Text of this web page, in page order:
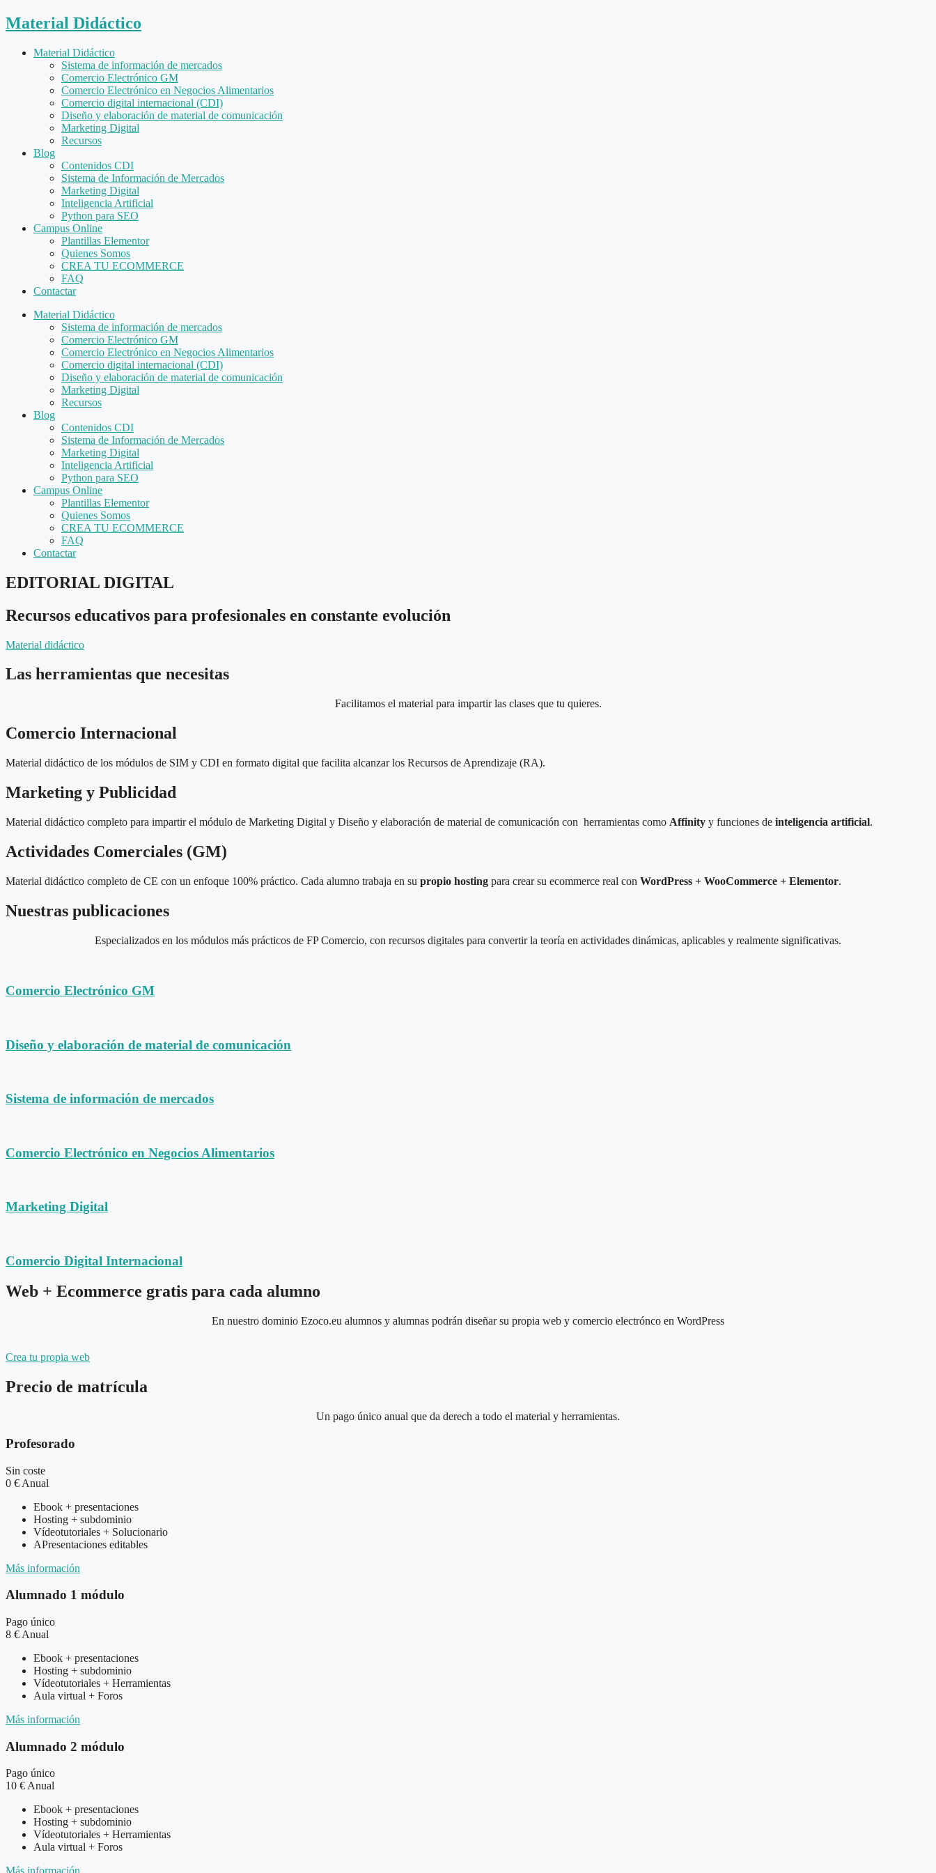
Material Didáctico
Material Didáctico
Sistema de información de mercados
Comercio Electrónico GM
Comercio Electrónico en Negocios Alimentarios
Comercio digital internacional (CDI)
Diseño y elaboración de material de comunicación
Marketing Digital
Recursos
Blog
Contenidos CDI
Sistema de Información de Mercados
Marketing Digital
Inteligencia Artificial
Python para SEO
Campus Online
Plantillas Elementor
Quienes Somos
CREA TU ECOMMERCE
FAQ
Contactar
Material Didáctico
Sistema de información de mercados
Comercio Electrónico GM
Comercio Electrónico en Negocios Alimentarios
Comercio digital internacional (CDI)
Diseño y elaboración de material de comunicación
Marketing Digital
Recursos
Blog
Contenidos CDI
Sistema de Información de Mercados
Marketing Digital
Inteligencia Artificial
Python para SEO
Campus Online
Plantillas Elementor
Quienes Somos
CREA TU ECOMMERCE
FAQ
Contactar
EDITORIAL DIGITAL
Recursos educativos para profesionales en constante evolución
Material didáctico
Las herramientas que necesitas
Facilitamos el material para impartir las clases que tu quieres.
Comercio Internacional
Material didáctico de los módulos de SIM y CDI en formato digital que facilita alcanzar los Recursos de Aprendizaje (RA).
Marketing y Publicidad
Material didáctico completo para impartir el módulo de Marketing Digital y Diseño y elaboración de material de comunicación con herramientas como Affinity y funciones de inteligencia artificial.
Actividades Comerciales (GM)
Material didáctico completo de CE con un enfoque 100% práctico. Cada alumno trabaja en su propio hosting para crear su ecommerce real con WordPress + WooCommerce + Elementor.
Nuestras publicaciones
Especializados en los módulos más prácticos de FP Comercio, con recursos digitales para convertir la teoría en actividades dinámicas, aplicables y realmente significativas.
Comercio Electrónico GM
Diseño y elaboración de material de comunicación
Sistema de información de mercados
Comercio Electrónico en Negocios Alimentarios
Marketing Digital
Comercio Digital Internacional
Web + Ecommerce gratis para cada alumno
En nuestro dominio Ezoco.eu alumnos y alumnas podrán diseñar su propia web y comercio electrónco en WordPress
Crea tu propia web
Precio de matrícula
Un pago único anual que da derech a todo el material y herramientas.
Profesorado
Sin coste
0 € Anual
Ebook + presentaciones
Hosting + subdominio
Vídeotutoriales + Solucionario
APresentaciones editables
Más información
Alumnado 1 módulo
Pago único
8 € Anual
Ebook + presentaciones
Hosting + subdominio
Vídeotutoriales + Herramientas
Aula virtual + Foros
Más información
Alumnado 2 módulo
Pago único
10 €Anual
Ebook + presentaciones
Hosting + subdominio
Vídeotutoriales + Herramientas
Aula virtual + Foros